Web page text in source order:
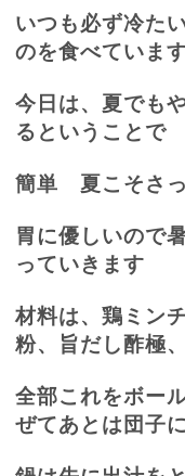
いつも必ず冷た
のを食べていま
今日は、夏でも
るということで
簡単 夏こそさ
胃に優しいので
っていきます
材料は、鶏ミン
粉、旨だし酢極
全部これをボー
ぜてあとは団子